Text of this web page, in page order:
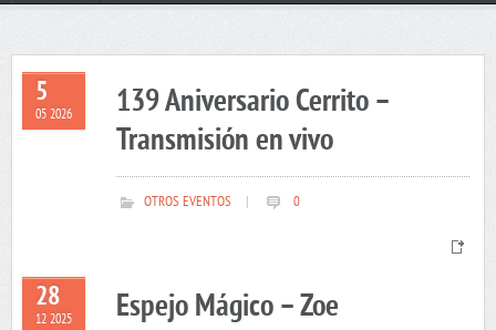
5
05 2026
139 Aniversario Cerrito –
Transmisión en vivo
OTROS EVENTOS 0
28
12 2025 Espejo Mágico – Zoe